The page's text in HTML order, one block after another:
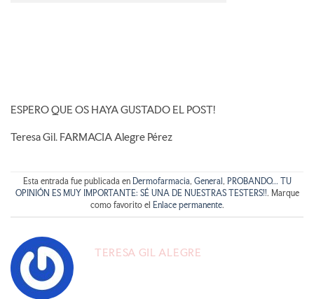
ESPERO QUE OS HAYA GUSTADO EL POST!
Teresa Gil. FARMACIA Alegre Pérez
Esta entrada fue publicada en Dermofarmacia, General, PROBANDO... TU
OPINIÓN ES MUY IMPORTANTE: SÉ UNA DE NUESTRAS TESTERS!!. Marque
como favorito el Enlace permanente.
TERESA GIL ALEGRE